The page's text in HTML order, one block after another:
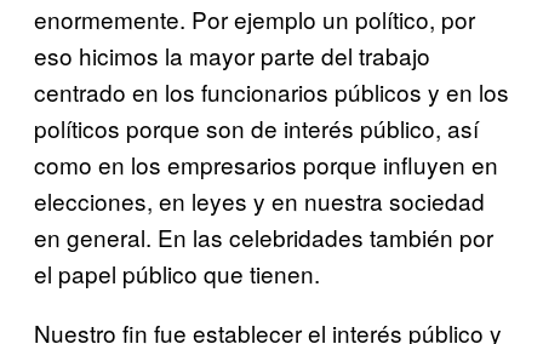
enormemente. Por ejemplo un político, por
eso hicimos la mayor parte del trabajo
centrado en los funcionarios públicos y en los
políticos porque son de interés público, así
como en los empresarios porque influyen en
elecciones, en leyes y en nuestra sociedad
en general. En las celebridades también por
el papel público que tienen.
Nuestro fin fue establecer el interés público y